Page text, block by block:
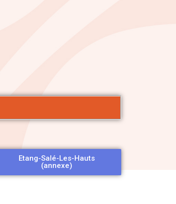
Etang-Salé-Les-Hauts
(annexe)